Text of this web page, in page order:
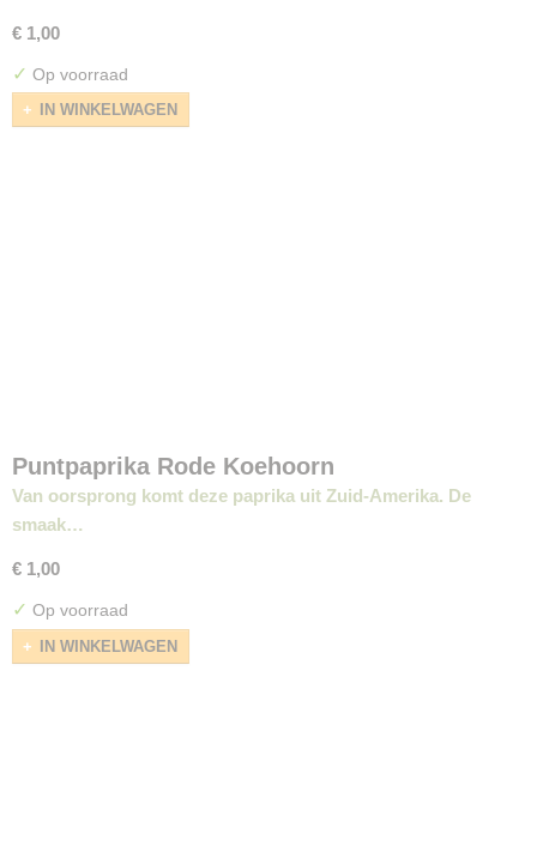
€ 1,00
✓ Op voorraad
IN WINKELWAGEN
Puntpaprika Rode Koehoorn
Van oorsprong komt deze paprika uit Zuid-Amerika. De
smaak…
€ 1,00
✓ Op voorraad
IN WINKELWAGEN